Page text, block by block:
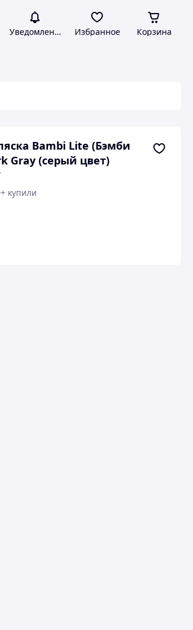
Уведомления Избранное Корзина
Bambi Lite (Бэмби
Gray (серый цвет)
купили